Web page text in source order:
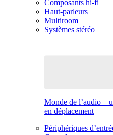
Composants hi-fi
Haut-parleurs
Multiroom
Systèmes stéréo
Monde de l’audio –
en déplacement
Périphériques